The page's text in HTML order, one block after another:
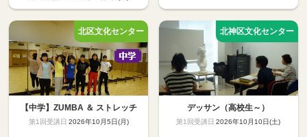
【中学】ZUMBA ＆ ストレッチ
2026年10月5日(月)
デッサン（高校生～）
2026年10月10日(土)